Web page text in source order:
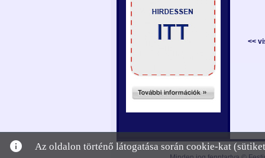
<<
info
Az oldalon történő látogatása során cookie-kat